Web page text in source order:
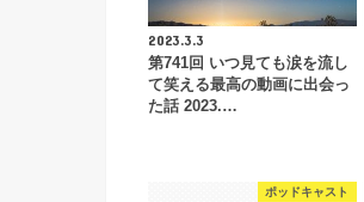
2023.3.3
第741回 いつ見ても涙を流し
て笑える最高の動画に出会っ
た話 2023.…
ポッドキャスト